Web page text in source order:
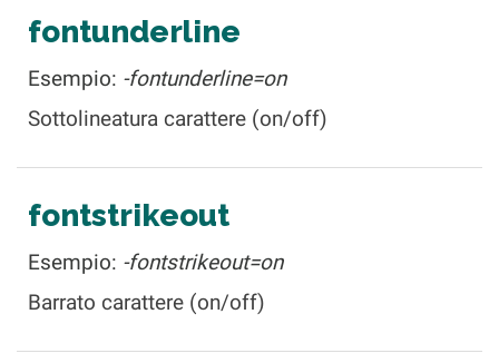
fontunderline
Esempio: -fontunderline=on
Sottolineatura carattere (on/off)
fontstrikeout
Esempio: -fontstrikeout=on
Barrato carattere (on/off)